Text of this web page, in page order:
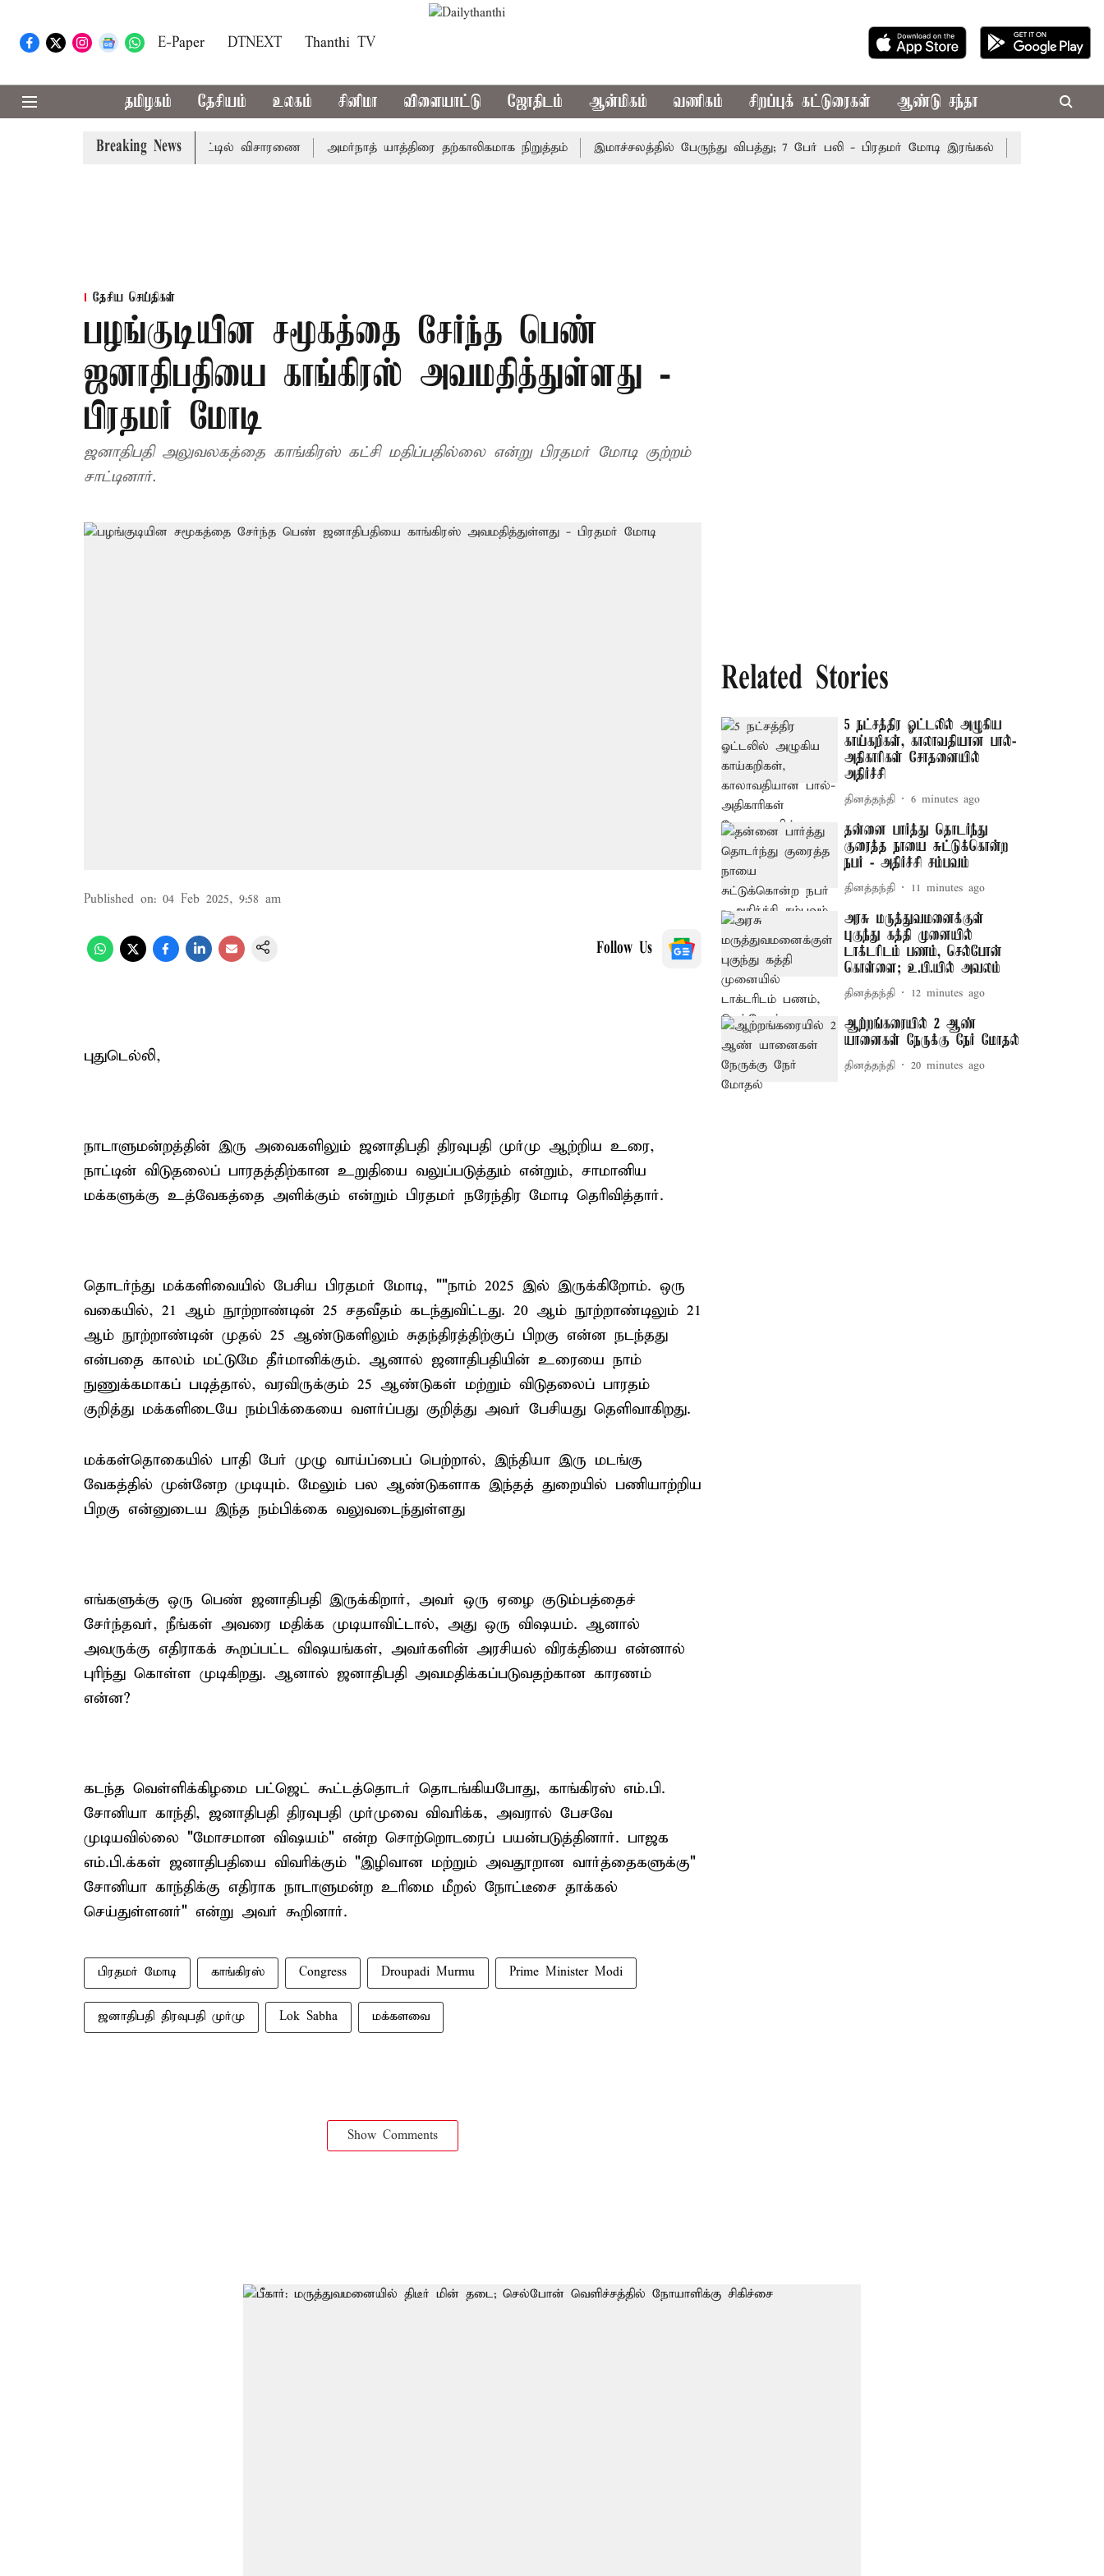
E-Paper DTNEXT Thanthi TV
தமிழகம் தேசியம் உலகம் சினிமா விளையாட்டு ஜோதிடம் ஆன்மிகம் வணிகம் சிறப்புக் கட்டுரைகள் ஆண்டு சந்தா
Breaking News
வரும் 14ம்தேதி சுப்ரீம்கோர்ட்டில் விசாரணை அமர்நாத் யாத்திரை தற்காலிகமாக நிறுத்தம் இமாச்சலத்தில் பேருந்து விபத்து; 7 பேர் பலி - பிரதமர் மோடி இரங்கல் தொகுதி
தேசிய செய்திகள்
பழங்குடியின சமூகத்தை சேர்ந்த பெண்
ஜனாதிபதியை காங்கிரஸ் அவமதித்துள்ளது -
பிரதமர் மோடி
ஜனாதிபதி அலுவலகத்தை காங்கிரஸ் கட்சி மதிப்பதில்லை என்று பிரதமர் மோடி குற்றம்
சாட்டினார்.
Published on: 04 Feb 2025, 9:58 am
Follow Us
புதுடெல்லி,
நாடாளுமன்றத்தின் இரு அவைகளிலும் ஜனாதிபதி திரவுபதி முர்மு ஆற்றிய உரை,
நாட்டின் விடுதலைப் பாரதத்திற்கான உறுதியை வலுப்படுத்தும் என்றும், சாமானிய
மக்களுக்கு உத்வேகத்தை அளிக்கும் என்றும் பிரதமர் நரேந்திர மோடி தெரிவித்தார்.
தொடர்ந்து மக்களிவையில் பேசிய பிரதமர் மோடி, ""நாம் 2025 இல் இருக்கிறோம். ஒரு
வகையில், 21 ஆம் நூற்றாண்டின் 25 சதவீதம் கடந்துவிட்டது. 20 ஆம் நூற்றாண்டிலும் 21
ஆம் நூற்றாண்டின் முதல் 25 ஆண்டுகளிலும் சுதந்திரத்திற்குப் பிறகு என்ன நடந்தது
என்பதை காலம் மட்டுமே தீர்மானிக்கும். ஆனால் ஜனாதிபதியின் உரையை நாம்
நுணுக்கமாகப் படித்தால், வரவிருக்கும் 25 ஆண்டுகள் மற்றும் விடுதலைப் பாரதம்
குறித்து மக்களிடையே நம்பிக்கையை வளர்ப்பது குறித்து அவர் பேசியது தெளிவாகிறது.
மக்கள்தொகையில் பாதி பேர் முழு வாய்ப்பைப் பெற்றால், இந்தியா இரு மடங்கு
வேகத்தில் முன்னேற முடியும். மேலும் பல ஆண்டுகளாக இந்தத் துறையில் பணியாற்றிய
பிறகு என்னுடைய இந்த நம்பிக்கை வலுவடைந்துள்ளது
எங்களுக்கு ஒரு பெண் ஜனாதிபதி இருக்கிறார், அவர் ஒரு ஏழை குடும்பத்தைச்
சேர்ந்தவர், நீங்கள் அவரை மதிக்க முடியாவிட்டால், அது ஒரு விஷயம். ஆனால்
அவருக்கு எதிராகக் கூறப்பட்ட விஷயங்கள், அவர்களின் அரசியல் விரக்தியை என்னால்
புரிந்து கொள்ள முடிகிறது. ஆனால் ஜனாதிபதி அவமதிக்கப்படுவதற்கான காரணம்
என்ன?
கடந்த வெள்ளிக்கிழமை பட்ஜெட் கூட்டத்தொடர் தொடங்கியபோது, காங்கிரஸ் எம்.பி.
சோனியா காந்தி, ஜனாதிபதி திரவுபதி முர்முவை விவரிக்க, அவரால் பேசவே
முடியவில்லை "மோசமான விஷயம்" என்ற சொற்றொடரைப் பயன்படுத்தினார். பாஜக
எம்.பி.க்கள் ஜனாதிபதியை விவரிக்கும் "இழிவான மற்றும் அவதூறான வார்த்தைகளுக்கு"
சோனியா காந்திக்கு எதிராக நாடாளுமன்ற உரிமை மீறல் நோட்டீசை தாக்கல்
செய்துள்ளனர்" என்று அவர் கூறினார்.
பிரதமர் மோடி காங்கிரஸ் Congress Droupadi Murmu Prime Minister Modi
ஜனாதிபதி திரவுபதி முர்மு Lok Sabha மக்களவை
Show Comments
Related Stories
5 நட்சத்திர ஓட்டலில் அழுகிய
காய்கறிகள், காலாவதியான பால்-
அதிகாரிகள் சோதனையில்
அதிர்ச்சி
தினத்தந்தி 6 minutes ago
தன்னை பார்த்து தொடர்ந்து
குரைத்த நாயை சுட்டுக்கொன்ற
நபர் - அதிர்ச்சி சம்பவம்
தினத்தந்தி 11 minutes ago
அரசு மருத்துவமனைக்குள்
புகுந்து கத்தி முனையில்
டாக்டரிடம் பணம், செல்போன்
கொள்ளை; உ.பி.யில் அவலம்
தினத்தந்தி 12 minutes ago
ஆற்றங்கரையில் 2 ஆண்
யானைகள் நேருக்கு நேர் மோதல்
தினத்தந்தி 20 minutes ago